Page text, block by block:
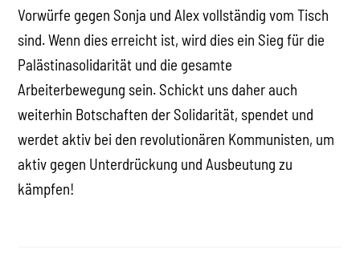
Vorwürfe gegen Sonja und Alex vollständig vom Tisch
sind. Wenn dies erreicht ist, wird dies ein Sieg für die
Palästinasolidarität und die gesamte
Arbeiterbewegung sein. Schickt uns daher auch
weiterhin Botschaften der Solidarität, spendet und
werdet aktiv bei den revolutionären Kommunisten, um
aktiv gegen Unterdrückung und Ausbeutung zu
kämpfen!